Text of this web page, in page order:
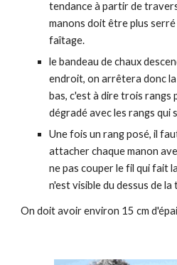
tendance à partir de
manons doit être plus
faîtage.
le bandeau de chaux
endroit, on arrêtera donc la
bas, c'est à dire trois rangs
dégradé avec les rangs qui
Une fois un rang posé, il
attacher chaque manon
ne pas couper le fil qui fait
n'est visible du dessus de
On doit avoir environ 15 cm